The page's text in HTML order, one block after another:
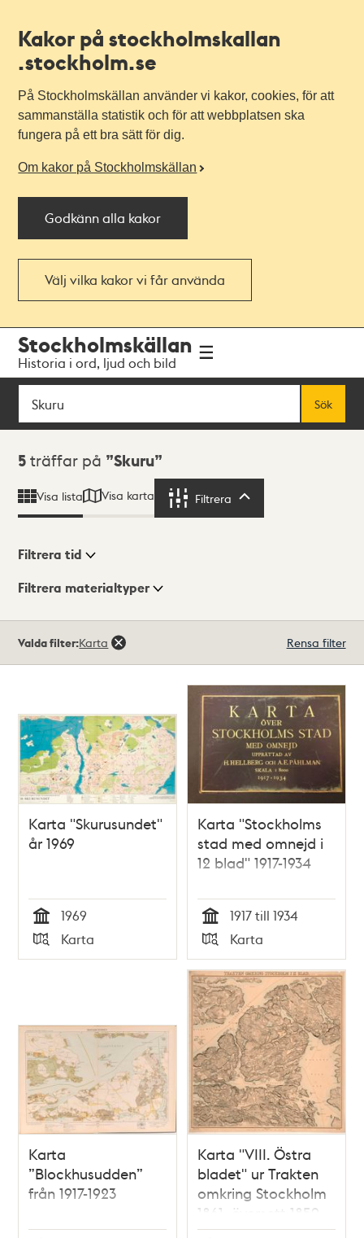
Kakor på stockholmskallan
.stockholm.se
På Stockholmskällan använder vi kakor, cookies, för att
sammanställa statistik och för att webbplatsen ska
fungera på ett bra sätt för dig.
Om kakor på Stockholmskällan
Godkänn alla kakor
Välj vilka kakor vi får använda
navigationen
huvudinnehållet
Stockholmskällan
Historia i ord, ljud och bild
Sök
Sök
Sökresultat
5 träffar på Skuru
Visa lista Visa karta Filtrera
Visningsläge
Filtrera tid
Filtrera materialtyper
träffar
Valda filter:Karta Rensa filter
Karta "Skurusundet"
år 1969
Tid
1969
Typ
Karta
Karta "Stockholms
stad med omnejd i
12 blad" 1917-1934
Tid
1917 till 1934
Typ
Karta
Karta
”Blockhusudden”
från 1917-1923
Karta "VIII. Östra
bladet" ur Trakten
omkring Stockholm
1861, översett 1859